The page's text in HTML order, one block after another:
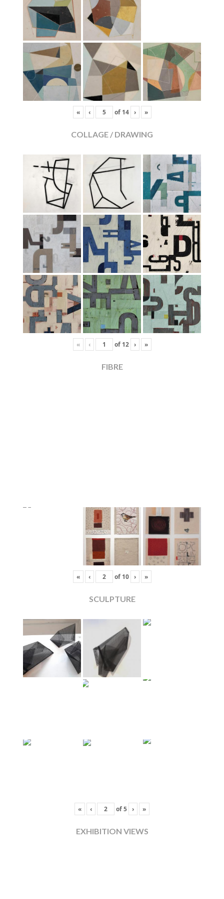
« ‹ of 14 › »
COLLAGE / DRAWING
« ‹ of 12 › »
FIBRE
« ‹ of 10 › »
SCULPTURE
« ‹ of5 › »
EXHIBITION VIEWS